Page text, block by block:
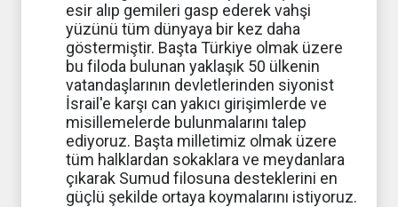
esir alıp gemileri gasp ederek vahşi
yüzünü tüm dünyaya bir kez daha
göstermiştir. Başta Türkiye olmak üzere
bu filoda bulunan yaklaşık 50 ülkenin
vatandaşlarının devletlerinden siyonist
İsrail'e karşı can yakıcı girişimlerde ve
misillemelerde bulunmalarını talep
ediyoruz. Başta milletimiz olmak üzere
tüm halklardan sokaklara ve meydanlara
çıkarak Sumud filosuna desteklerini en
güçlü şekilde ortaya koymalarını istiyoruz.